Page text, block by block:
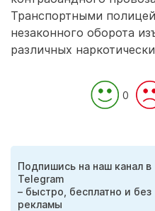
Транспортными
незаконного оборота
различных
0
Подпишись на наш канал в
Telegram
– быстро, бесплатно и без
рекламы